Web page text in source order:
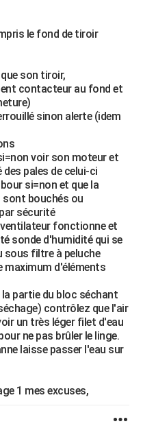
le fond de tiroir
son tiroir,
contacteur au fond et
sinon alerte (idem
voir son moteur et
pales de celui-ci
si=non et que la
bouchés ou
sécurité
fonctionne et
sonde d'humidité qui se
sous filtre à peluche
maximum d'éléments
partie du bloc séchant
contrôlez que l'air
un très léger filet d'eau
ne pas brûler le linge.
laisse passer l'eau sur
1 mes excuses,